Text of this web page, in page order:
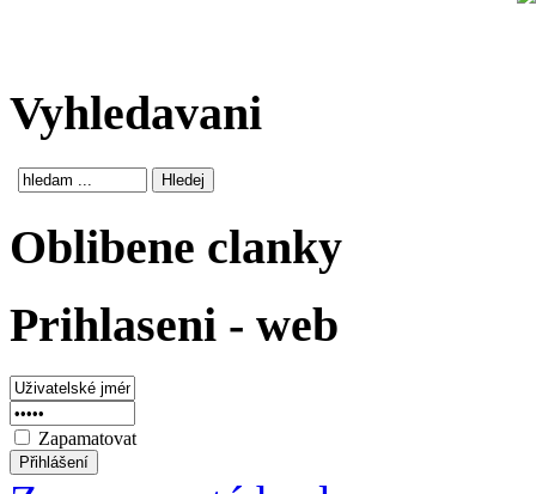
Vyhledavani
Oblibene clanky
Prihlaseni - web
Zapamatovat